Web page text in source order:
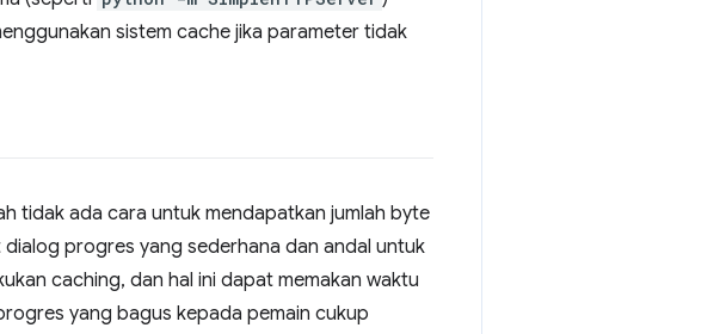
sistem cache jika parameter tidak
tidak ada cara untuk mendapatkan jumlah byte
progres yang sederhana dan andal untuk
caching, dan hal ini dapat memakan waktu
yang bagus kepada pemain cukup